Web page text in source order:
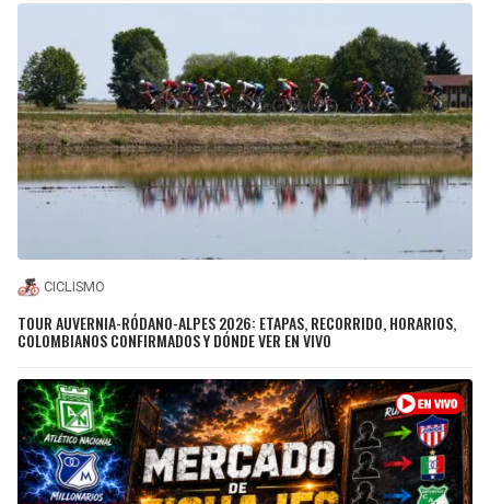
CICLISMO
TOUR AUVERNIA-RÓDANO-ALPES 2026: ETAPAS, RECORRIDO, HORARIOS,
COLOMBIANOS CONFIRMADOS Y DÓNDE VER EN VIVO